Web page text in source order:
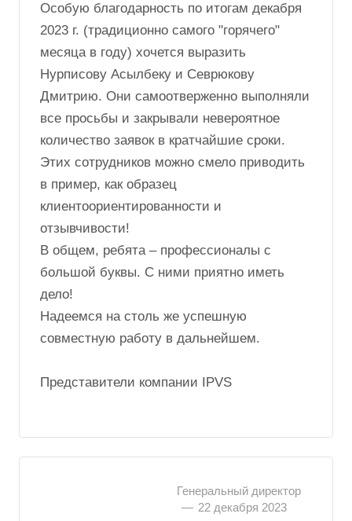
Особую благодарность по итогам декабря
2023 г. (традиционно самого "горячего"
месяца в году) хочется выразить
Нурписову Асылбеку и Севрюкову
Дмитрию. Они самоотверженно выполняли
все просьбы и закрывали невероятное
количество заявок в кратчайшие сроки.
Этих сотрудников можно смело приводить
в пример, как образец
клиентоориентированности и
отзывчивости!
В общем, ребята – профессионалы с
большой буквы. С ними приятно иметь
дело!
Надеемся на столь же успешную
совместную работу в дальнейшем.
Представители компании IPVS
Генеральный директор
— 22 декабря 2023